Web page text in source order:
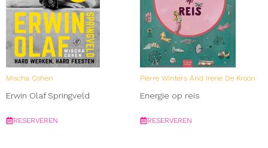
Mischa Cohen
Erwin Olaf Springveld
RESERVEREN
Pierre Winters And Irene De Kroon
Energie op reis
RESERVEREN